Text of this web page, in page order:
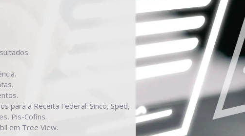
para a Receita Federal: Sinco, Sped,
Pis-Cofins.
em Tree View.